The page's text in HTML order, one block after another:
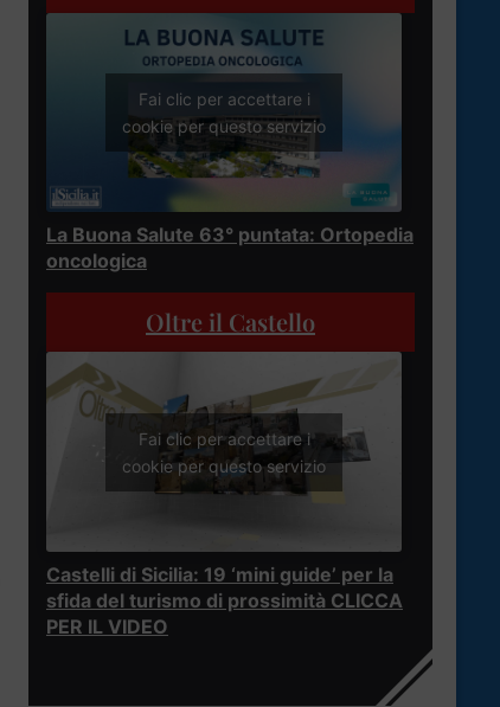
Fai clic per accettare i
cookie per questo servizio
La Buona Salute 63° puntata: Ortopedia
oncologica
Oltre il Castello
Fai clic per accettare i
cookie per questo servizio
Castelli di Sicilia: 19 ‘mini guide’ per la
sfida del turismo di prossimità CLICCA
PER IL VIDEO